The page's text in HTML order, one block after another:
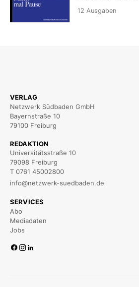
12 Ausgaben
VERLAG
Netzwerk Südbaden GmbH
Bayernstraße 10
79100 Freiburg
REDAKTION
Universitätsstraße 10
79098 Freiburg
T 0761 45002800
info@netzwerk-suedbaden.de
SERVICES
Abo
Mediadaten
Jobs